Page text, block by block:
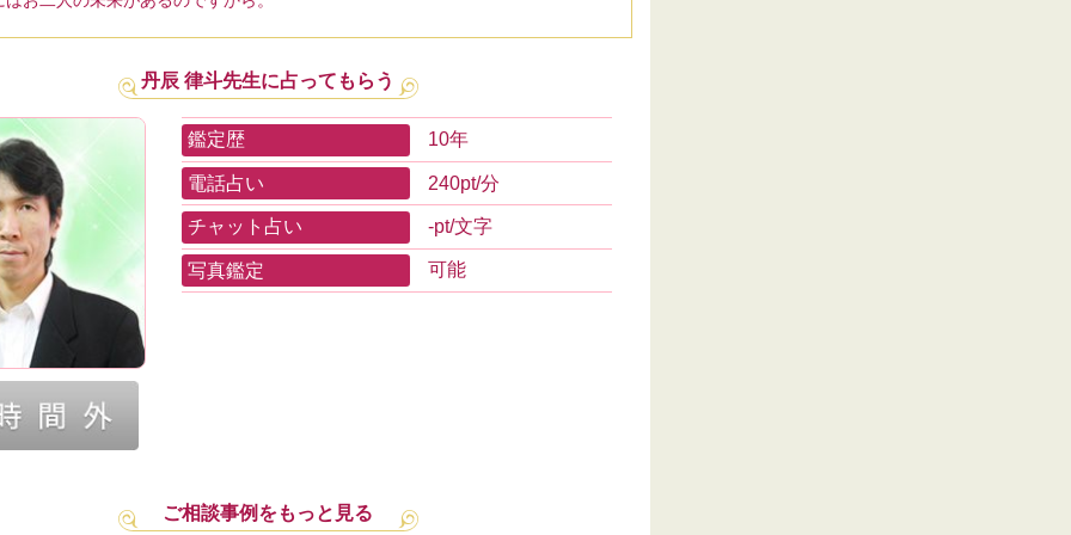
丹辰 律斗先生に占ってもらう
鑑定歴 10年
電話占い 240pt/分
チャット占い -pt/文字
写真鑑定 可能
ご相談事例をもっと見る